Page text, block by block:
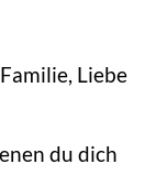
Liebe
du dich